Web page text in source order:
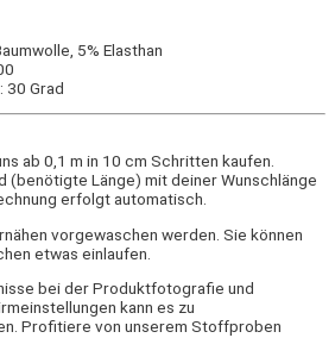
5% Elasthan
30 Grad
ab 0,1 m in 10 cm Schritten kaufen.
(benötigte Länge) mit deiner Wunschlänge
erfolgt automatisch.
vorgewaschen werden. Sie können
etwas einlaufen.
bei der Produktfotografie und
kann es zu
Profitiere von unserem Stoffproben